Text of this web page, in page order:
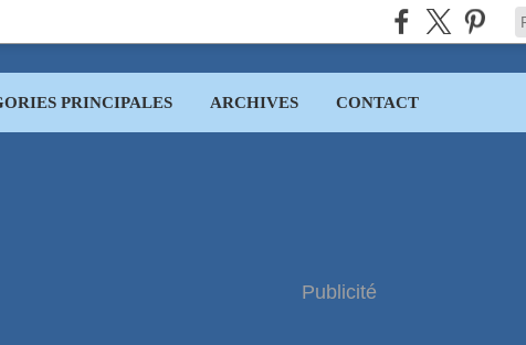
PRINCIPALES ARCHIVES CONTACT
Publicité